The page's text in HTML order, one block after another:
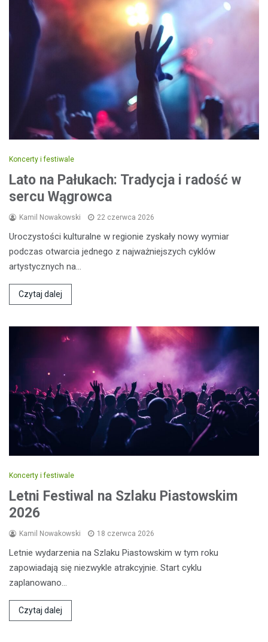
Koncerty i festiwale
Lato na Pałukach: Tradycja i radość w
sercu Wągrowca
Kamil Nowakowski 22 czerwca 2026
Uroczystości kulturalne w regionie zyskały nowy wymiar
podczas otwarcia jednego z najważniejszych cyklów
artystycznych na…
Czytaj dalej
Koncerty i festiwale
Letni Festiwal na Szlaku Piastowskim
2026
Kamil Nowakowski 18 czerwca 2026
Letnie wydarzenia na Szlaku Piastowskim w tym roku
zapowiadają się niezwykle atrakcyjnie. Start cyklu
zaplanowano…
Czytaj dalej